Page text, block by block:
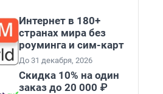
Интернет в 180+
странах мира без
роуминга и сим-карт
До 31 декабря, 2026
Скидка 10% на один
заказ до 20 000 ₽